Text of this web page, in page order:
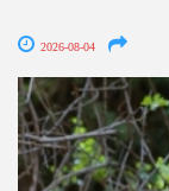
2026-08-04